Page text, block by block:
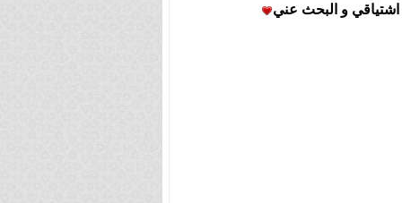
اشتياقي و البحث عني